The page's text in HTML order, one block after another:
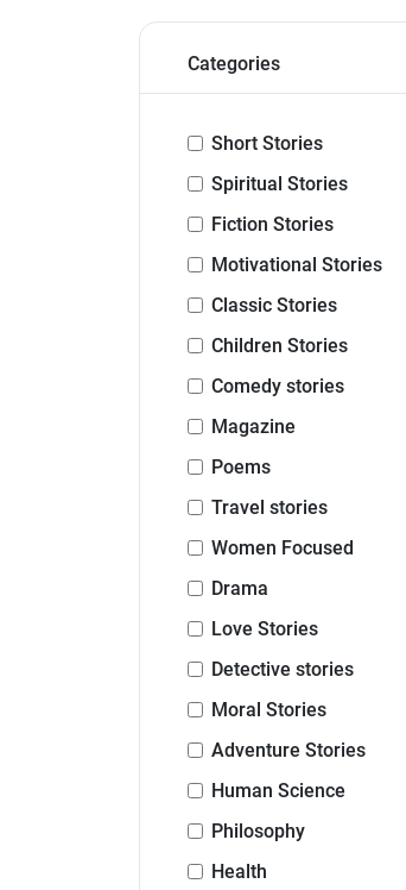
Categories
Short Stories
Spiritual Stories
Fiction Stories
Motivational Stories
Classic Stories
Children Stories
Comedy stories
Magazine
Poems
Travel stories
Women Focused
Drama
Love Stories
Detective stories
Moral Stories
Adventure Stories
Human Science
Philosophy
Health